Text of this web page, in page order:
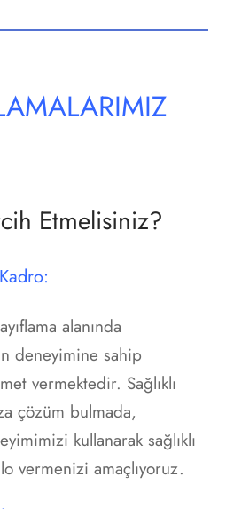
Etmelisiniz?
alanında
deneyimine sahip
vermektedir. Sağlıklı
çözüm bulmada,
kullanarak sağlıklı
vermenizi amaçlıyoruz.